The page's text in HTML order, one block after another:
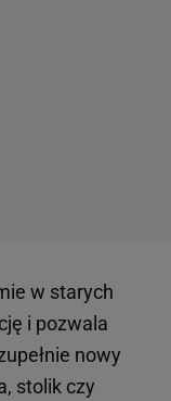
w starych
i pozwala
nowy
stolik czy